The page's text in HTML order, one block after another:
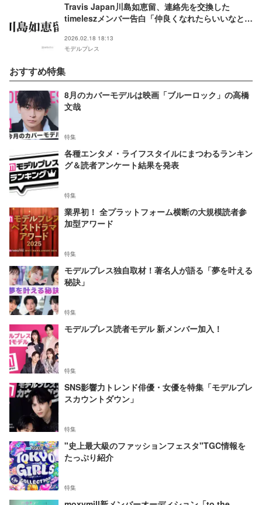
Travis Japan川島如恵留、連絡先を交換した
timeleszメンバー告白「仲良くなれたらいいなと思
2026.02.18 18:13
モデルプレス
おすすめ特集
8月のカバーモデルは映画「ブルーロック」の高橋
文哉
特集
各種エンタメ・ライフスタイルにまつわるランキン
グ＆読者アンケート結果を発表
特集
業界初！ 全プラットフォーム横断の大規模読者参
加型アワード
特集
モデルプレス独自取材！著名人が語る「夢を叶える
秘訣」
特集
モデルプレス読者モデル 新メンバー加入！
特集
SNS影響力トレンド俳優・女優を特集「モデルプレ
スカウントダウン」
特集
"史上最大級のファッションフェスタ"TGC情報を
たっぷり紹介
特集